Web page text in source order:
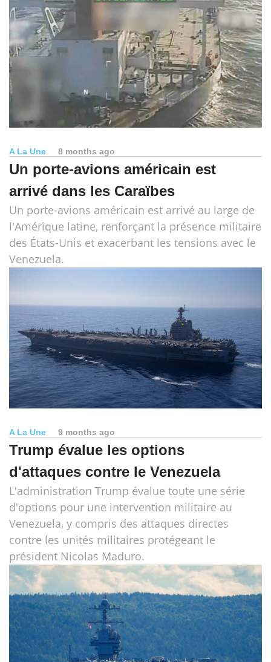
A La Une 8 months ago
Un porte-avions américain est
arrivé dans les Caraïbes
Un porte-avions américain est arrivé au large de
l'Amérique latine, renforçant la présence militaire
des États-Unis et exacerbant les tensions avec le
Venezuela.
A La Une 9 months ago
Trump évalue les options
d'attaques contre le Venezuela
L'administration Trump évalue toute une série
d'options pour une intervention militaire au
Venezuela, y compris des attaques directes
contre les unités militaires protégeant le
président Nicolas Maduro.